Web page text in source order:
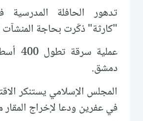
تدهور الحافلة
"كارثة" ذكّرت بحاجة المنشآت
عملية
دمشق.
المجلس الإسلامي يستنكر
في عفرين ودعا لإخراج المقار